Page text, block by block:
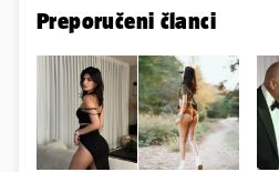
Preporučeni članci